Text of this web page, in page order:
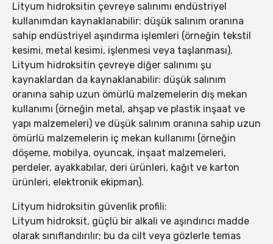
Lityum hidroksitin çevreye salınımı endüstriyel
kullanımdan kaynaklanabilir: düşük salınım oranına
sahip endüstriyel aşındırma işlemleri (örneğin tekstil
kesimi, metal kesimi, işlenmesi veya taşlanması).
Lityum hidroksitin çevreye diğer salınımı şu
kaynaklardan da kaynaklanabilir: düşük salınım
oranına sahip uzun ömürlü malzemelerin dış mekan
kullanımı (örneğin metal, ahşap ve plastik inşaat ve
yapı malzemeleri) ve düşük salınım oranına sahip uzun
ömürlü malzemelerin iç mekan kullanımı (örneğin
döşeme, mobilya, oyuncak, inşaat malzemeleri,
perdeler, ayakkabılar, deri ürünleri, kağıt ve karton
ürünleri, elektronik ekipman).
Lityum hidroksitin güvenlik profili:
Lityum hidroksit, güçlü bir alkali ve aşındırıcı madde
olarak sınıflandırılır; bu da cilt veya gözlerle temas